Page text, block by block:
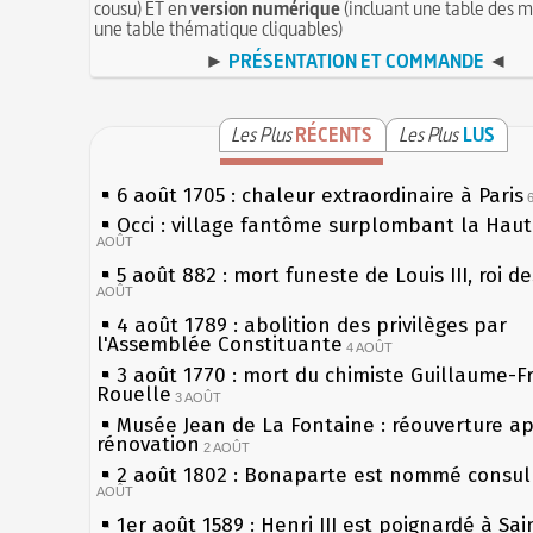
cousu) ET enversion numérique(incluant une table des
une table thématique cliquables)
► PRÉSENTATION ET COMMANDE ◄
Les PlusRÉCENTS Les Plus LUS
6 août 1705 : chaleur extraordinaire à Paris
Occi : village fantôme surplombant la
AOÛT
5 août 882 : mort funeste de Louis III, roi
AOÛT
4 août 1789 : abolition des privilèges par
l'Assemblée Constituante 4 AOÛT
3 août 1770 : mort du chimiste Guillaume-
Rouelle 3 AOÛT
Musée Jean de La Fontaine : réouverture
rénovation 2 AOÛT
2 août 1802 : Bonaparte est nommé
AOÛT
1er août 1589 : Henri III est poignardé à